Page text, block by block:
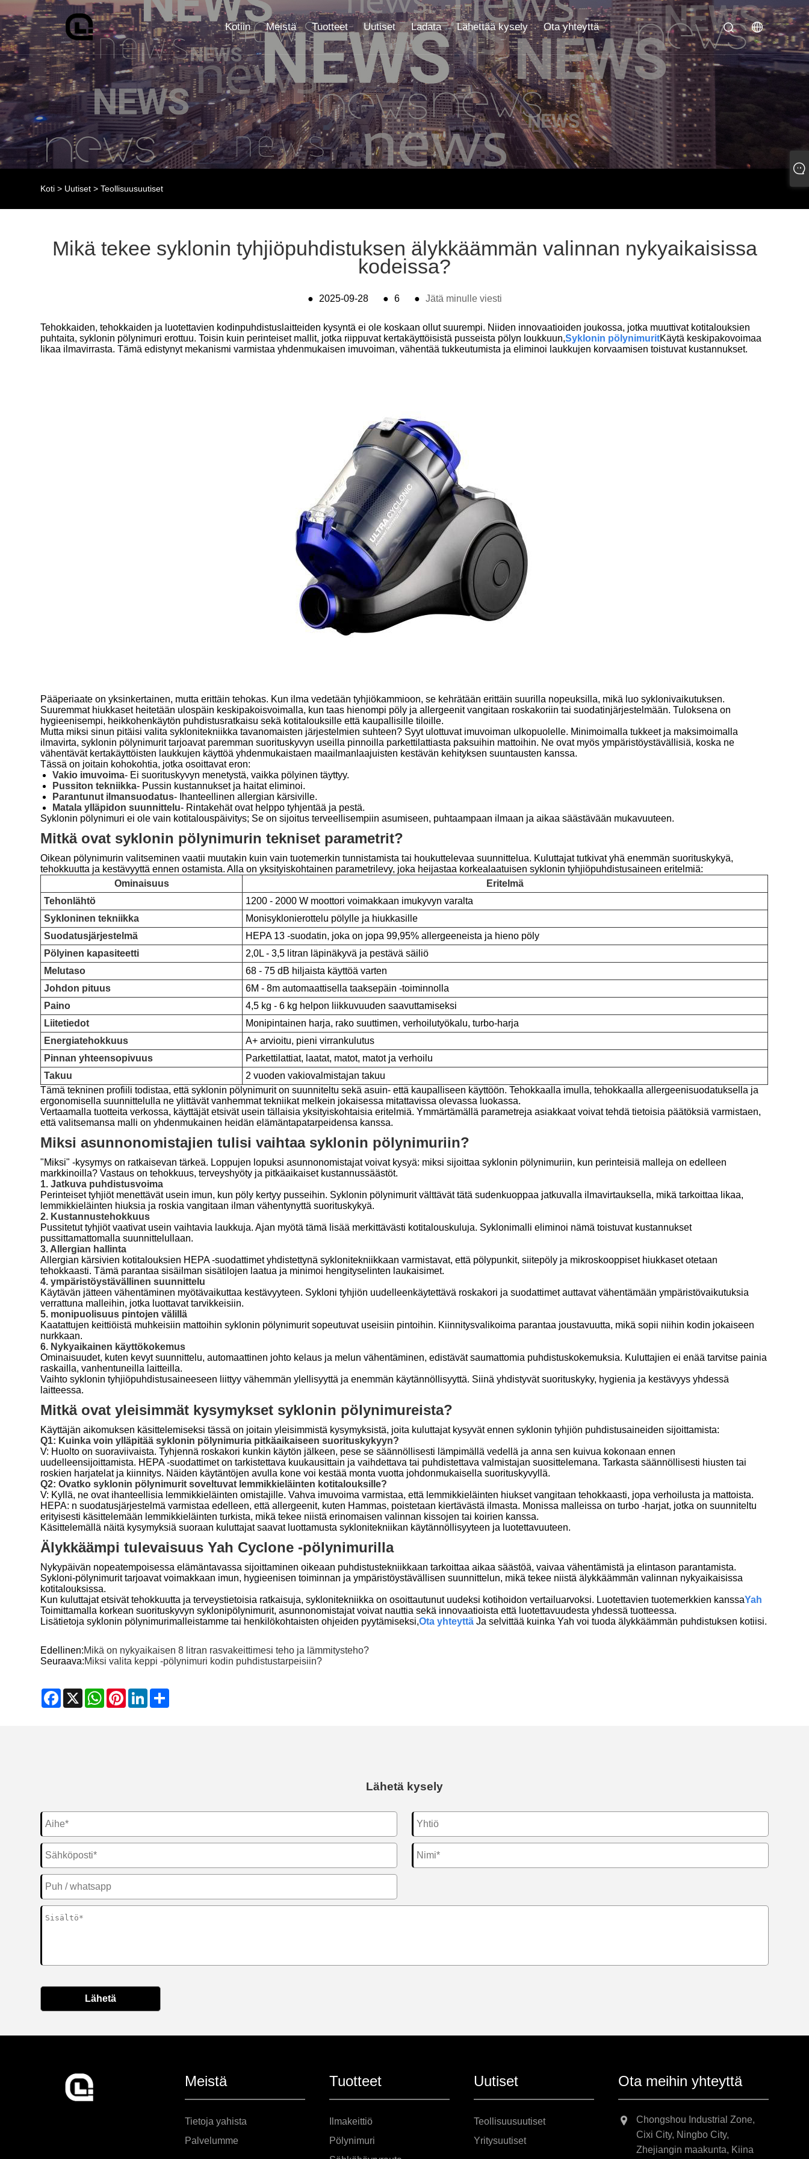
Kotiin Meistä Tuotteet Uutiset Ladata Lähettää kysely Ota yhteyttä
Koti > Uutiset >Teollisuusuutiset
Mikä tekee syklonin tyhjiöpuhdistuksen älykkäämmän valinnan nykyaikaisissa
kodeissa?
● 2025-09-28 ● 6 ● Jätä minulle viesti
Tehokkaiden, tehokkaiden ja luotettavien kodinpuhdistuslaitteiden kysyntä ei ole koskaan ollut suurempi. Niiden innovaatioiden joukossa, jotka muuttivat kotitalouksien
puhtaita, syklonin pölynimuri erottuu. Toisin kuin perinteiset mallit, jotka riippuvat kertakäyttöisistä pusseista pölyn loukkuun,Syklonin pölynimuritKäytä keskipakovoimaa
likaa ilmavirrasta. Tämä edistynyt mekanismi varmistaa yhdenmukaisen imuvoiman, vähentää tukkeutumista ja eliminoi laukkujen korvaamisen toistuvat kustannukset.
Pääperiaate on yksinkertainen, mutta erittäin tehokas. Kun ilma vedetään tyhjiökammioon, se kehrätään erittäin suurilla nopeuksilla, mikä luo syklonivaikutuksen.
Suuremmat hiukkaset heitetään ulospäin keskipakoisvoimalla, kun taas hienompi pöly ja allergeenit vangitaan roskakoriin tai suodatinjärjestelmään. Tuloksena on
hygieenisempi, heikkohenkäytön puhdistusratkaisu sekä kotitalouksille että kaupallisille tiloille.
Mutta miksi sinun pitäisi valita syklonitekniikka tavanomaisten järjestelmien suhteen? Syyt ulottuvat imuvoiman ulkopuolelle. Minimoimalla tukkeet ja maksimoimalla
ilmavirta, syklonin pölynimurit tarjoavat paremman suorituskyvyn useilla pinnoilla parkettilattiasta paksuihin mattoihin. Ne ovat myös ympäristöystävällisiä, koska ne
vähentävät kertakäyttöisten laukkujen käyttöä yhdenmukaistaen maailmanlaajuisten kestävän kehityksen suuntausten kanssa.
Tässä on joitain kohokohtia, jotka osoittavat eron:
Vakio imuvoima- Ei suorituskyvyn menetystä, vaikka pölyinen täyttyy.
Pussiton tekniikka- Pussin kustannukset ja haitat eliminoi.
Parantunut ilmansuodatus- Ihanteellinen allergian kärsiville.
Matala ylläpidon suunnittelu- Rintakehät ovat helppo tyhjentää ja pestä.
Syklonin pölynimuri ei ole vain kotitalouspäivitys; Se on sijoitus terveellisempiin asumiseen, puhtaampaan ilmaan ja aikaa säästävään mukavuuteen.
Mitkä ovat syklonin pölynimurin tekniset parametrit?
Oikean pölynimurin valitseminen vaatii muutakin kuin vain tuotemerkin tunnistamista tai houkuttelevaa suunnittelua. Kuluttajat tutkivat yhä enemmän suorituskykyä,
tehokkuutta ja kestävyyttä ennen ostamista. Alla on yksityiskohtainen parametrilevy, joka heijastaa korkealaatuisen syklonin tyhjiöpuhdistusaineen eritelmiä:
Ominaisuus
Eritelmä
Tehonlähtö
1200 - 2000 W moottori voimakkaan imukyvyn varalta
Sykloninen tekniikka
Monisyklonierottelu pölylle ja hiukkasille
Suodatusjärjestelmä
HEPA 13 -suodatin, joka on jopa 99,95% allergeeneista ja hieno pöly
Pölyinen kapasiteetti
2,0L - 3,5 litran läpinäkyvä ja pestävä säiliö
Melutaso
68 - 75 dB hiljaista käyttöä varten
Johdon pituus
6M - 8m automaattisella taaksepäin -toiminnolla
Paino
4,5 kg - 6 kg helpon liikkuvuuden saavuttamiseksi
Liitetiedot
Monipintainen harja, rako suuttimen, verhoilutyökalu, turbo-harja
Energiatehokkuus
A+ arvioitu, pieni virrankulutus
Pinnan yhteensopivuus
Parkettilattiat, laatat, matot, matot ja verhoilu
Takuu
2 vuoden vakiovalmistajan takuu
Tämä tekninen profiili todistaa, että syklonin pölynimurit on suunniteltu sekä asuin- että kaupalliseen käyttöön. Tehokkaalla imulla, tehokkaalla allergeenisuodatuksella ja
ergonomisella suunnittelulla ne ylittävät vanhemmat tekniikat melkein jokaisessa mitattavissa olevassa luokassa.
Vertaamalla tuotteita verkossa, käyttäjät etsivät usein tällaisia ​​yksityiskohtaisia ​​eritelmiä. Ymmärtämällä parametreja asiakkaat voivat tehdä tietoisia päätöksiä varmistaen,
että valitsemansa malli on yhdenmukainen heidän elämäntapatarpeidensa kanssa.
Miksi asunnonomistajien tulisi vaihtaa syklonin pölynimuriin?
"Miksi" -kysymys on ratkaisevan tärkeä. Loppujen lopuksi asunnonomistajat voivat kysyä: miksi sijoittaa syklonin pölynimuriin, kun perinteisiä malleja on edelleen
markkinoilla? Vastaus on tehokkuus, terveyshyöty ja pitkäaikaiset kustannussäästöt.
1. Jatkuva puhdistusvoima
Perinteiset tyhjiöt menettävät usein imun, kun pöly kertyy pusseihin. Syklonin pölynimurit välttävät tätä sudenkuoppaa jatkuvalla ilmavirtauksella, mikä tarkoittaa likaa,
lemmikkieläinten hiuksia ja roskia vangitaan ilman vähentynyttä suorituskykyä.
2. Kustannustehokkuus
Pussitetut tyhjiöt vaativat usein vaihtavia laukkuja. Ajan myötä tämä lisää merkittävästi kotitalouskuluja. Syklonimalli eliminoi nämä toistuvat kustannukset
pussittamattomalla suunnittelullaan.
3. Allergian hallinta
Allergian kärsivien kotitalouksien HEPA -suodattimet yhdistettynä syklonitekniikkaan varmistavat, että pölypunkit, siitepöly ja mikroskooppiset hiukkaset otetaan
tehokkaasti. Tämä parantaa sisäilman sisätilojen laatua ja minimoi hengityselinten laukaisimet.
4. ympäristöystävällinen suunnittelu
Käytävän jätteen vähentäminen myötävaikuttaa kestävyyteen. Sykloni tyhjiön uudelleenkäytettävä roskakori ja suodattimet auttavat vähentämään ympäristövaikutuksia
verrattuna malleihin, jotka luottavat tarvikkeisiin.
5. monipuolisuus pintojen välillä
Kaatattujen keittiöistä muhkeisiin mattoihin syklonin pölynimurit sopeutuvat useisiin pintoihin. Kiinnitysvalikoima parantaa joustavuutta, mikä sopii niihin kodin jokaiseen
nurkkaan.
6. Nykyaikainen käyttökokemus
Ominaisuudet, kuten kevyt suunnittelu, automaattinen johto kelaus ja melun vähentäminen, edistävät saumattomia puhdistuskokemuksia. Kuluttajien ei enää tarvitse painia
raskailla, vanhentuneilla laitteilla.
Vaihto syklonin tyhjiöpuhdistusaineeseen liittyy vähemmän ylellisyyttä ja enemmän käytännöllisyyttä. Siinä yhdistyvät suorituskyky, hygienia ja kestävyys yhdessä
laitteessa.
Mitkä ovat yleisimmät kysymykset syklonin pölynimureista?
Käyttäjän aikomuksen käsittelemiseksi tässä on joitain yleisimmistä kysymyksistä, joita kuluttajat kysyvät ennen syklonin tyhjiön puhdistusaineiden sijoittamista:
Q1: Kuinka voin ylläpitää syklonin pölynimuria pitkäaikaiseen suorituskykyyn?
V: Huolto on suoraviivaista. Tyhjennä roskakori kunkin käytön jälkeen, pese se säännöllisesti lämpimällä vedellä ja anna sen kuivua kokonaan ennen
uudelleensijoittamista. HEPA -suodattimet on tarkistettava kuukausittain ja vaihdettava tai puhdistettava valmistajan suosittelemana. Tarkasta säännöllisesti hiusten tai
roskien harjatelat ja kiinnitys. Näiden käytäntöjen avulla kone voi kestää monta vuotta johdonmukaisella suorituskyvyllä.
Q2: Ovatko syklonin pölynimurit soveltuvat lemmikkieläinten kotitalouksille?
V: Kyllä, ne ovat ihanteellisia lemmikkieläinten omistajille. Vahva imuvoima varmistaa, että lemmikkieläinten hiukset vangitaan tehokkaasti, jopa verhoilusta ja mattoista.
HEPA: n suodatusjärjestelmä varmistaa edelleen, että allergeenit, kuten Hammas, poistetaan kiertävästä ilmasta. Monissa malleissa on turbo -harjat, jotka on suunniteltu
erityisesti käsittelemään lemmikkieläinten turkista, mikä tekee niistä erinomaisen valinnan kissojen tai koirien kanssa.
Käsittelemällä näitä kysymyksiä suoraan kuluttajat saavat luottamusta syklonitekniikan käytännöllisyyteen ja luotettavuuteen.
Älykkäämpi tulevaisuus Yah Cyclone -pölynimurilla
Nykypäivän nopeatempoisessa elämäntavassa sijoittaminen oikeaan puhdistustekniikkaan tarkoittaa aikaa säästöä, vaivaa vähentämistä ja elintason parantamista.
Sykloni-pölynimurit tarjoavat voimakkaan imun, hygieenisen toiminnan ja ympäristöystävällisen suunnittelun, mikä tekee niistä älykkäämmän valinnan nykyaikaisissa
kotitalouksissa.
Kun kuluttajat etsivät tehokkuutta ja terveystietoisia ratkaisuja, syklonitekniikka on osoittautunut uudeksi kotihoidon vertailuarvoksi. Luotettavien tuotemerkkien kanssaYah
Toimittamalla korkean suorituskyvyn syklonipölynimurit, asunnonomistajat voivat nauttia sekä innovaatioista että luotettavuudesta yhdessä tuotteessa.
Lisätietoja syklonin pölynimurimalleistamme tai henkilökohtaisten ohjeiden pyytämiseksi,Ota yhteyttä Ja selvittää kuinka Yah voi tuoda älykkäämmän puhdistuksen kotiisi.
Edellinen:Mikä on nykyaikaisen 8 litran rasvakeittimesi teho ja lämmitysteho?
Seuraava:Miksi valita keppi -pölynimuri kodin puhdistustarpeisiin?
Facebook
X WhatsApp
PinterestLinkedIn
Lähetä kysely
Lähetä
Meistä
Tietoja yahista
Palvelumme
Tuotteet
Ilmakeittiö
Pölynimuri
Uutiset
Teollisuusuutiset
Yritysuutiset
Ota meihin yhteyttä
Chongshou Industrial Zone,
Cixi City, Ningbo City,
Zhejiangin maakunta, Kiina